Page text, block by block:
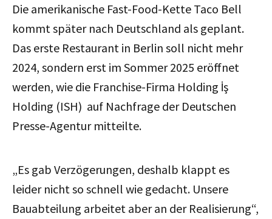
Die amerikanische Fast-Food-Kette Taco Bell
kommt später nach Deutschland als geplant.
Das erste Restaurant in Berlin soll nicht mehr
2024, sondern erst im Sommer 2025 eröffnet
werden, wie die Franchise-Firma Holding İş
Holding (ISH) auf Nachfrage der Deutschen
Presse-Agentur mitteilte.
„Es gab Verzögerungen, deshalb klappt es
leider nicht so schnell wie gedacht. Unsere
Bauabteilung arbeitet aber an der Realisierung“,